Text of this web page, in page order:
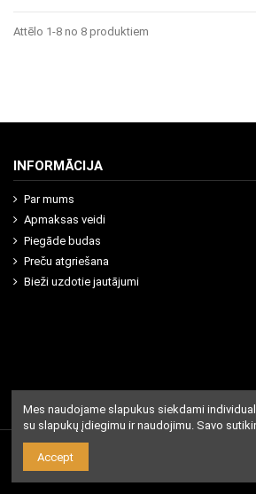
Attēlo 1-8 no 8 produktiem
INFORMĀCIJA
Par mums
Apmaksas veidi
Piegāde budas
Preču atgriešana
Bieži uzdotie jautājumi
Mes naudojame slapukus siekdami
su slapukų įdiegimu ir naudojimu. Savo
Accept